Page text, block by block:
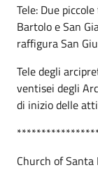
Tele: Due
Bartolo e San
raffigura San
Tele degli
ventisei degli
di inizio delle
Church of